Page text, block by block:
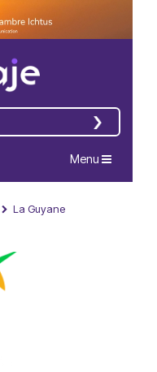
Navigation
Menu
La Guyane